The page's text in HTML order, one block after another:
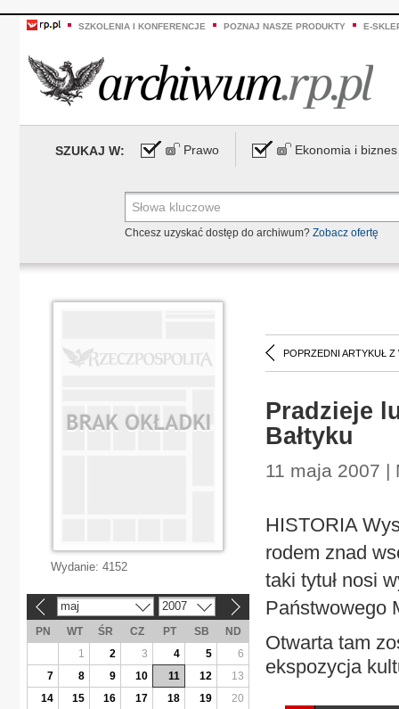
SZKOLENIA I KONFERENCJE POZNAJ NASZE PRODUKTY E-
SZUKAJ W: Prawo Ekonomia i biznes
Chcesz uzyskać dostęp do archiwum? Zobacz ofertę
POPRZEDNI ARTYKUŁ Z
Pradzieje
Bałtyku
11 maja 2007 |
HISTORIA
rodem znad
taki tytuł nosi
Państwowego
Otwarta tam
ekspozycja
Wydanie: 4152
maj 2007
PN WT ŚR CZ PT SB
ND
1
2 3 4 5
6
7
8 9 10 11 12
13
14
15 16 17 18 19
20